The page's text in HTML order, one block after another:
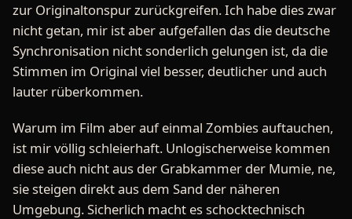
zur Originaltonspur zurückgreifen. Ich habe dies zwar
nicht getan, mir ist aber aufgefallen das die deutsche
Synchronisation nicht sonderlich gelungen ist, da die
Stimmen im Original viel besser, deutlicher und auch
lauter rüberkommen.
Warum im Film aber auf einmal Zombies auftauchen,
ist mir völlig schleierhaft. Unlogischerweise kommen
diese auch nicht aus der Grabkammer der Mumie, ne,
sie steigen direkt aus dem Sand der näheren
Umgebung. Sicherlich macht es schocktechnisch